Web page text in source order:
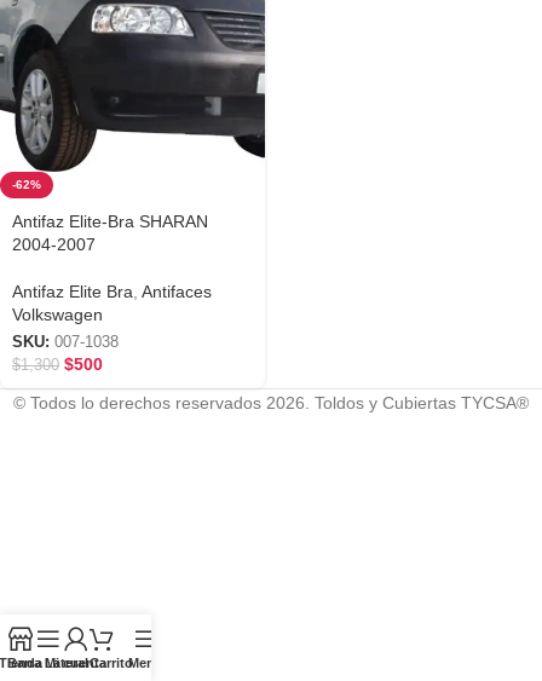
-62%
Antifaz Elite-Bra SHARAN
2004-2007
Antifaz Elite Bra Antifaces
Volkswagen
SKU: 007-1038
$1,300 $500
© Todos lo derechos reservados 2026. Toldos y Cubiertas TYCSA®
Barra Lateral
Mi cuentaCarritoMenú